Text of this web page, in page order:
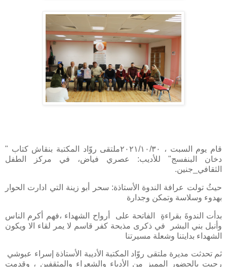
قام يوم السبت ، ٢٠٢١/١٠/٣٠ملتقى روّاد المكتبة بنقاش كتاب "
دخان البنفسج" للأديب: عصري فياض، في مركز الطفل
الثقافي_جنين.
حيثُ تولت عرافة الندوة الأستاذة: سحر أبو زينة التي ادارت الحوار
بهدوء وسلاسة وتمكن وجدارة
بدأت الندوةَ بقراءةِ الفاتحة على أرواح الشهداء ،فهم أكرم الناس
وأنبل بني البشر في ذكرى مذبحة كفر قاسم لا يمر لقاء الا ويكون
الشهداء بدايتنا وشعلة مسيرتنا
ثم تحدثت مديرة ملتقى روّاد المكتبة الأديبة الأستاذة إسراء عبوشي
رحبت بالحضور المميز من الأدباء والشعراء والمثقفين ، وقدمت